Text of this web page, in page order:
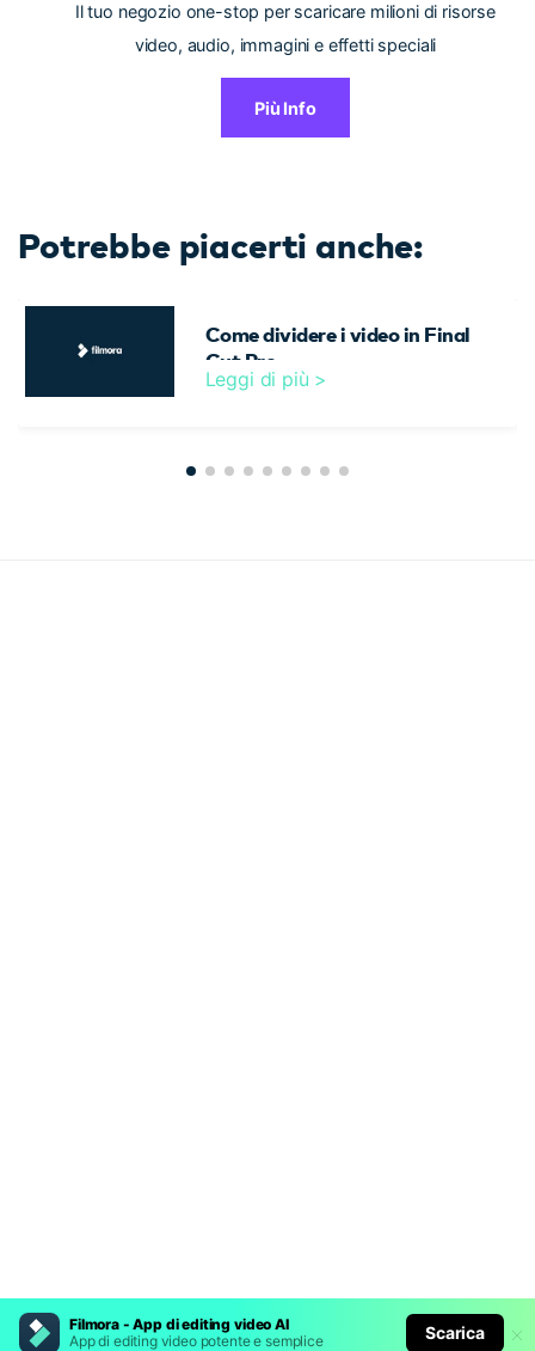
Filmora - App di editing video AI
App di editing video potente e semplice
Scarica
Il tuo negozio one-stop per scaricare milioni di risorse
video, audio, immagini e effetti speciali
Più Info
Potrebbe piacerti anche:
Come dividere i video in Final
Cut Pro
Leggi di più >